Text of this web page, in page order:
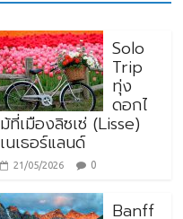
Solo
Trip
ทุ่ง
ดอกไ
ม้ที่เมืองลิซเซ่ (Lisse)
เนเธอร์แลนด์
21/05/2026 0
Banff